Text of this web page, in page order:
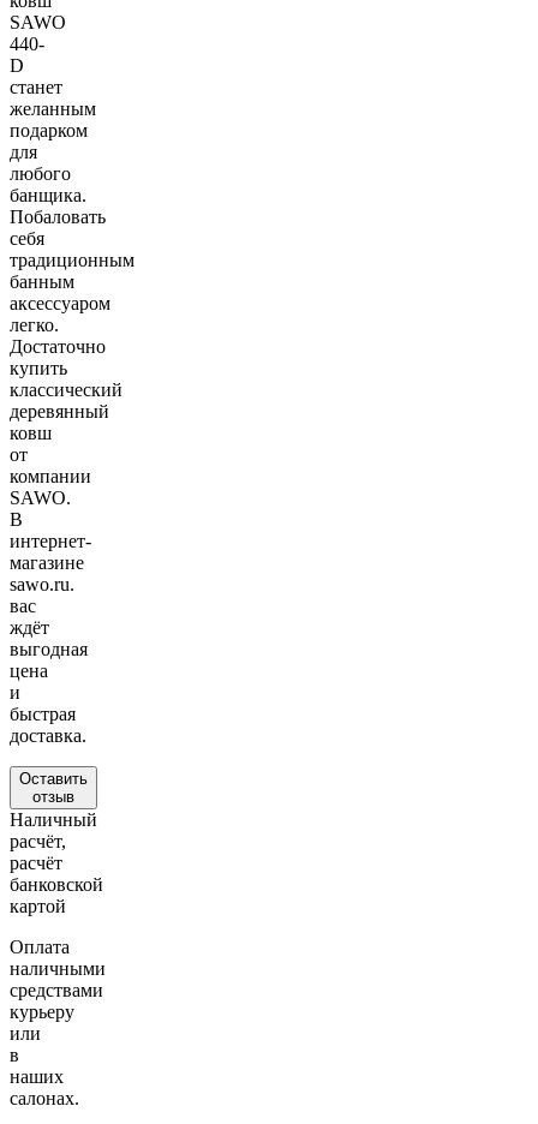
SAWO
440-
D
станет
желанным
подарком
для
любого
банщика.
Побаловать
себя
традиционным
банным
аксессуаром
легко.
Достаточно
купить
классический
деревянный
ковш
от
компании
SAWO.
В
интернет-
магазине
sawo.ru.
вас
ждёт
выгодная
цена
и
быстрая
доставка.
Оставить
отзыв
Наличный
расчёт,
расчёт
банковской
картой
Оплата
наличными
средствами
курьеру
или
в
наших
салонах.